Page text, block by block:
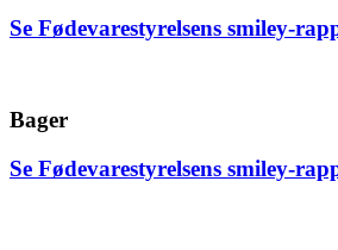
Se Fødevarestyrelsens smiley-
Bager
Se Fødevarestyrelsens smiley-